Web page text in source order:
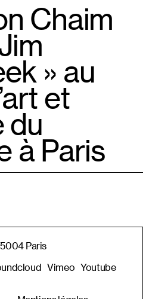
Chaim
» au
et
du
à Paris
Paris
Vimeo Youtube